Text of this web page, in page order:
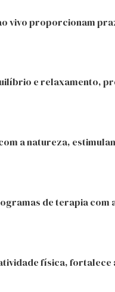
vivo proporcionam
e relaxamento,
a natureza,
de terapia
física,